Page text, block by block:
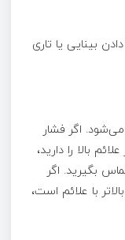
بینایی یا تاری
اگر فشار
از علائم بالا را دارید،
بگیرید. اگر
اگر فشار خون شما ۱۶۰/۱۱۰ یا بالاتر با علائم است،